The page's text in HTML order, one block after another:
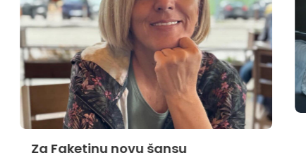
Za Faketinu novu šansu